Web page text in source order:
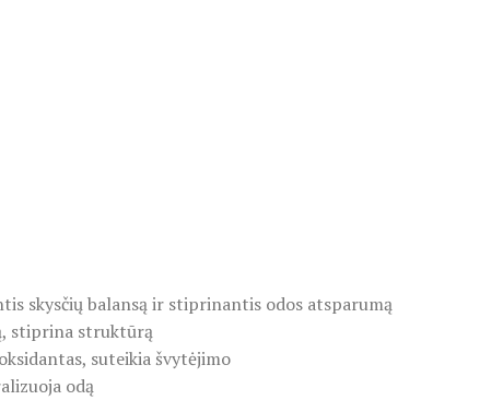
skysčių balansą ir stiprinantis odos atsparumą
stiprina struktūrą
suteikia švytėjimo
odą